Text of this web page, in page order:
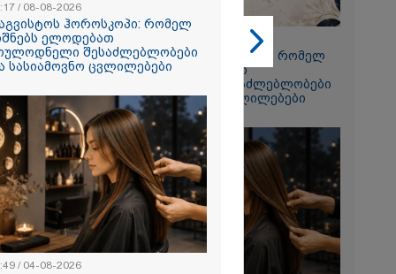
მისწერა
ბიძამ ეკა
- გიგა
დედა
9 აგვისტოს ჰოროსკოპი: რომელ
ნიშნებს ელოდებათ
მოულოდნელი შესაძლებლობები
და სასიამოვნო ცვლილებები
/ 08-08-2026
ჰოროსკოპი: რომელ
ელოდებათ
შესაძლებლობები
სასიამოვნო ცვლილებები
/ 04-08-2026